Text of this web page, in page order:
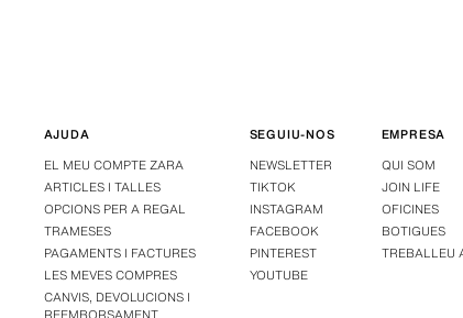
AJUDA
EL MEU COMPTE ZARA
ARTICLES I TALLES
OPCIONS PER A REGAL
TRAMESES
PAGAMENTS I FACTURES
LES MEVES COMPRES
CANVIS, DEVOLUCIONS I
SEGUIU-NOS
NEWSLETTER
TIKTOK
INSTAGRAM
FACEBOOK
PINTEREST
YOUTUBE
EMPRESA
QUI SOM
JOIN LIFE
OFICINES
BOTIGUES
TREBALLEU